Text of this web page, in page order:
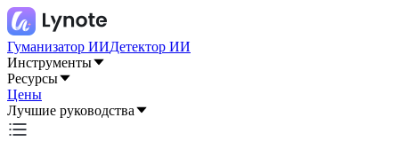
Гуманизатор ИИДетектор ИИ
Инструменты
Ресурсы
Цены
Лучшие руководства